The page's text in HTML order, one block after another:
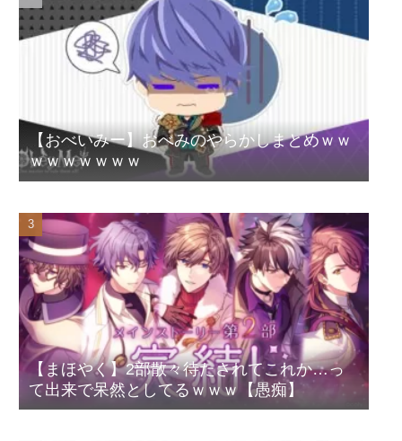
【おべいみー】おべみのやらかしまとめｗｗ
ｗｗｗｗｗｗｗ
【まほやく】2部散々待たされてこれか…っ
て出来で呆然としてるｗｗｗ【愚痴】